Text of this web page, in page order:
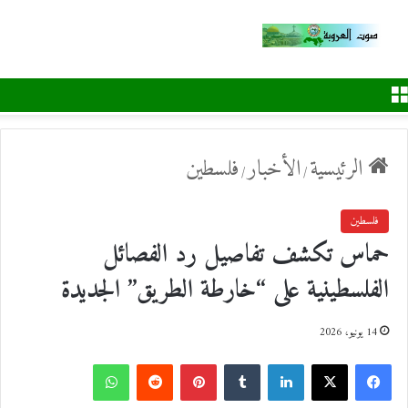
الرئيسية/الأخبار/فلسطين
فلسطين
حماس تكشف تفاصيل رد الفصائل
الفلسطينية على “خارطة الطريق” الجديدة
14 يونيو، 2026